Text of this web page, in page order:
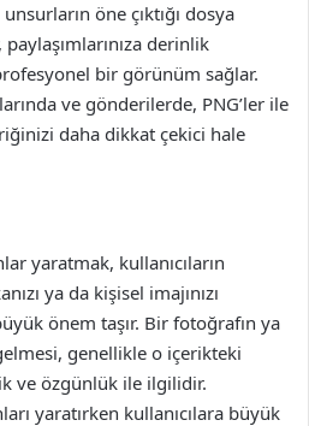
öne çıktığı dosya
derinlik
bir görünüm sağlar.
ve gönderilerde, PNG’ler ile
daha dikkat çekici hale
yaratmak, kullanıcıların
ya da kişisel imajınızı
önem taşır. Bir fotoğrafın ya
genellikle o içerikteki
ve özgünlük ile ilgilidir.
yaratırken kullanıcılara büyük